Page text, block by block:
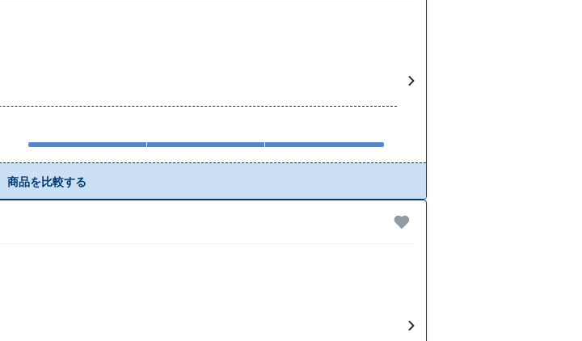
商品を比較する